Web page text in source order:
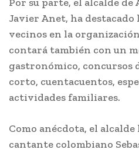
Javier Anet, ha
vecinos en la
contará también con un
gastronómico, concursos
corto, cuentacuentos,
actividades familiares.
Como anécdota, el alcalde
cantante colombiano